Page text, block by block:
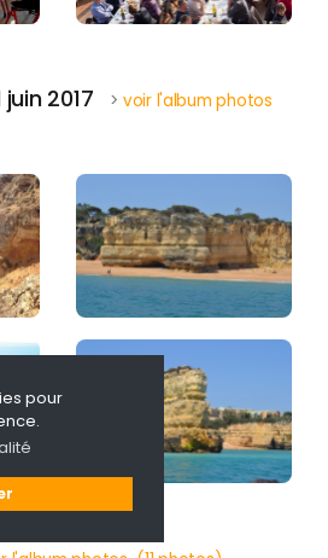
pour
2017 > voir l'album photos